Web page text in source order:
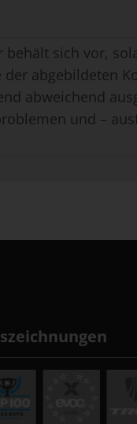
sich vor,
abgebildeten
abweichend
und –